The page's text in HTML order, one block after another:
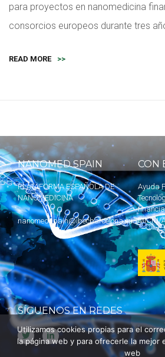
para proyectos en nanomedicina
consorcios europeos durante tres
READ MORE >>
NANOMED SPAIN
PLATAFORMA ESPAÑOLA DE
NANOMEDICINA
nanomedspain@ibecbarcelona.eu
CON
Ayuda
MICIU/
SÍGUENOS EN REDES
Utilizamos cookies propias para el
la página web y para ofrecerle la mejor
web